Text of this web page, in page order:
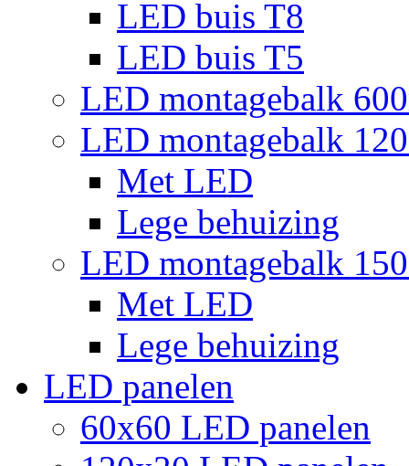
LED buis T8
LED buis T5
LED montagebalk
LED montagebalk
Met LED
Lege behuizing
LED montagebalk
Met LED
Lege behuizing
LED panelen
60x60 LED panelen